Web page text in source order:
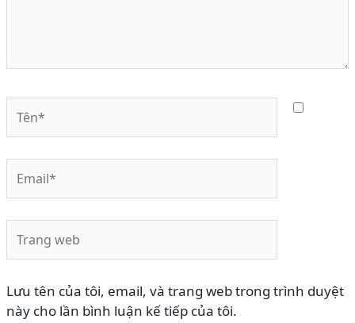
web
Lưu tên của tôi, email, và trang web trong trình duyệt
này cho lần bình luận kế tiếp của tôi.